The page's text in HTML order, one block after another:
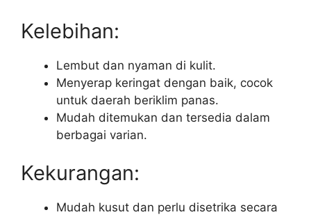
Kelebihan:
Lembut dan nyaman di kulit.
Menyerap keringat dengan baik, cocok
untuk daerah beriklim panas.
Mudah ditemukan dan tersedia dalam
berbagai varian.
Kekurangan:
Mudah kusut dan perlu disetrika secara